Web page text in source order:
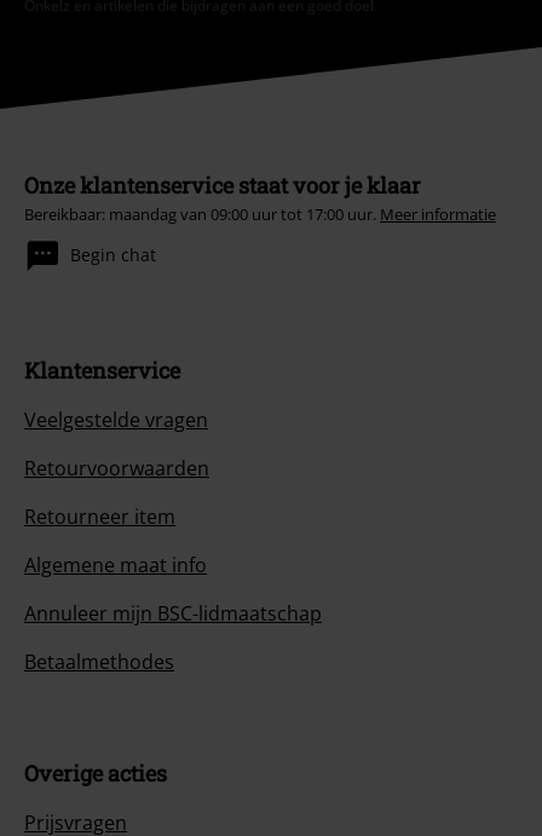
Onkelz en artikelen die bijdragen aan een goed doel.
Onze klantenservice staat voor je klaar
Bereikbaar: maandag van 09:00 uur tot 17:00 uur. Meer informatie
Begin chat
Klantenservice
Veelgestelde vragen
Retourvoorwaarden
Retourneer item
Algemene maat info
Annuleer mijn BSC-lidmaatschap
Betaalmethodes
Overige acties
Prijsvragen